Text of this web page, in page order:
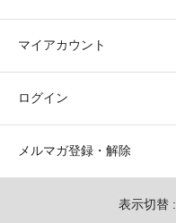
マイアカウント
ログイン
メルマガ登録・解除
表示切替 :